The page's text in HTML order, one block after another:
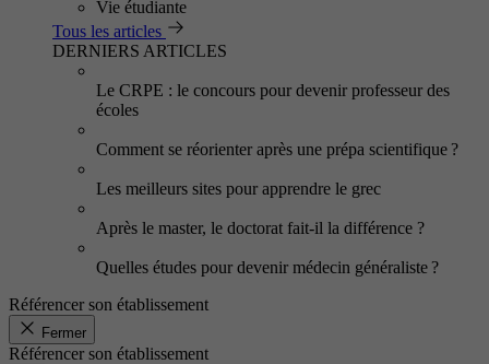
Vie étudiante
Tous les articles
DERNIERS ARTICLES
Le CRPE : le concours pour devenir professeur des
écoles
Comment se réorienter après une prépa scientifique ?
Les meilleurs sites pour apprendre le grec
Après le master, le doctorat fait-il la différence ?
Quelles études pour devenir médecin généraliste ?
Référencer son établissement
Fermer
Référencer son établissement